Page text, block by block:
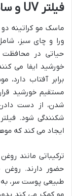
فیلتر UV و سایر ترکیبات مهم
ماسک مو کراتینه دو
حیاتی در محافظت
خورشید ایفا می
برابر آفتاب
مستقیم خورشید
شدن، از دست
ایجاد می کند که
حضور دارند.
طبیعی پوست سر، به